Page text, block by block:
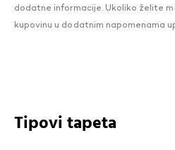
dodatne informacije. Ukoliko želite
kupovinu u dodatnim napomenama
Tipovi tapeta